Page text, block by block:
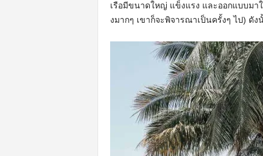
เรือมีขนาดใหญ่ แข็งแรง และออกแบบม
งมากๆ เขาก็จะพิจารณาเป็นครั้งๆ ไป) ดั